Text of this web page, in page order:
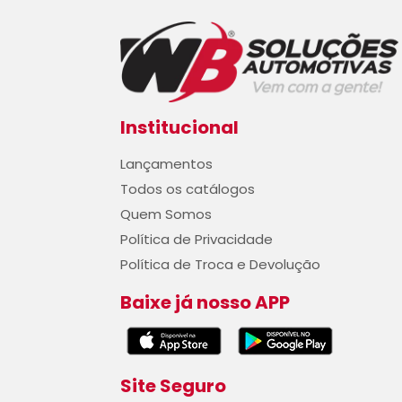
Institucional
Lançamentos
Todos os catálogos
Quem Somos
Política de Privacidade
Política de Troca e Devolução
Baixe já nosso APP
Site Seguro